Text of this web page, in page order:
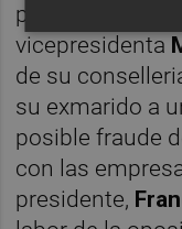
posible
vicepresidenta
de su
su exmarido a
posible fraude
con las
presidente,